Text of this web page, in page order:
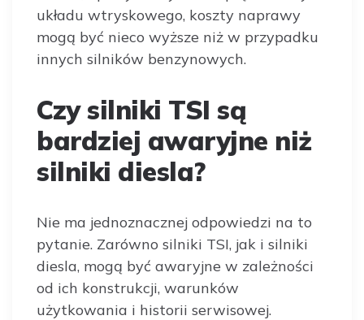
układu wtryskowego, koszty naprawy
mogą być nieco wyższe niż w przypadku
innych silników benzynowych.
Czy silniki TSI są
bardziej awaryjne niż
silniki diesla?
Nie ma jednoznacznej odpowiedzi na to
pytanie. Zarówno silniki TSI, jak i silniki
diesla, mogą być awaryjne w zależności
od ich konstrukcji, warunków
użytkowania i historii serwisowej.